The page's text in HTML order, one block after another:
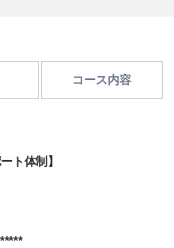
コース内容
ト体制】